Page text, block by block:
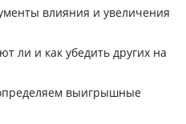
влияния и увеличения
ли и как убедить других на
выигрышные